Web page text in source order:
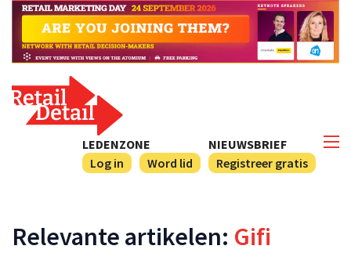
NIEUWSBRIEF
Registreer gratis
LEDENZONE
Log in
Word lid
Relevante artikelen: Gifi